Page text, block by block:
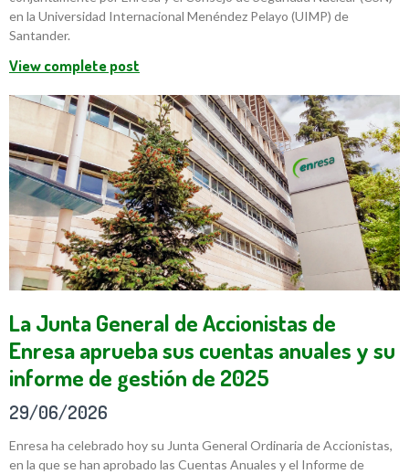
en la Universidad Internacional Menéndez Pelayo (UIMP) de
Santander.
View complete post
La Junta General de Accionistas de
Enresa aprueba sus cuentas anuales y su
informe de gestión de 2025
29/06/2026
Enresa ha celebrado hoy su Junta General Ordinaria de Accionistas,
en la que se han aprobado las Cuentas Anuales y el Informe de